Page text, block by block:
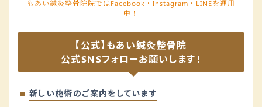
もあい鍼灸整骨院院ではFacebook・Instagram・LINEを運用
中！
【公式】もあい鍼灸整骨院
公式SNSフォローお願いします！
新しい施術のご案内をしています